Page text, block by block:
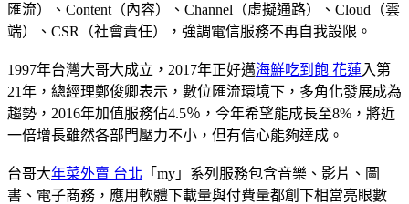
匯流）、Content（內容）、Channel（虛擬通路）、Cloud（雲
端）、CSR（社會責任），強調電信服務不再自我設限。
1997年台灣大哥大成立，2017年正好邁海鮮吃到飽 花蓮 入第
21年，總經理鄭俊卿表示，數位匯流環境下，多角化發展成為
趨勢，2016年加值服務佔4.5％，今年希望能成長至8%，將近
一倍增長雖然各部門壓力不小，但有信心能夠達成。
台哥大年菜外賣 台北 「my」系列服務包含音樂、影片、圖
書、電子商務，應用軟體下載量與付費量都創下相當亮眼數